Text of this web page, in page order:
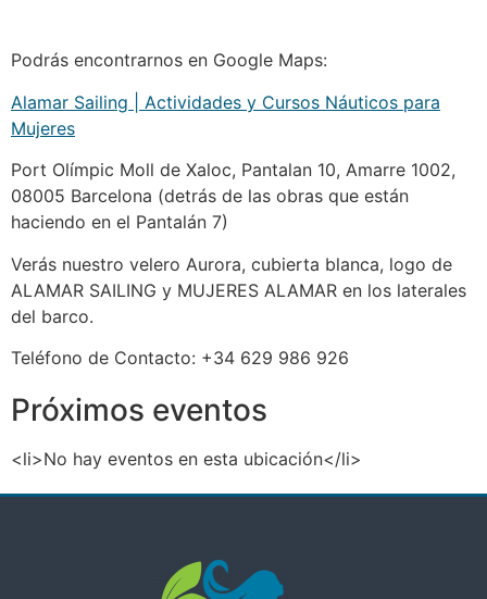
Podrás encontrarnos en Google Maps:
Alamar Sailing | Actividades y Cursos Náuticos para
Mujeres
Port Olímpic Moll de Xaloc, Pantalan 10, Amarre 1002,
08005 Barcelona (detrás de las obras que están
haciendo en el Pantalán 7)
Verás nuestro velero Aurora, cubierta blanca, logo de
ALAMAR SAILING y MUJERES ALAMAR en los laterales
del barco.
Teléfono de Contacto: +34 629 986 926
Próximos eventos
<li>No hay eventos en esta ubicación</li>